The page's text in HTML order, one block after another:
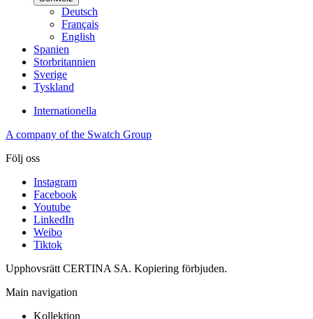
Deutsch
Français
English
Spanien
Storbritannien
Sverige
Tyskland
Internationella
A company of the Swatch Group
Följ oss
Instagram
Facebook
Youtube
LinkedIn
Weibo
Tiktok
Upphovsrätt CERTINA SA. Kopiering förbjuden.
Main navigation
Kollektion